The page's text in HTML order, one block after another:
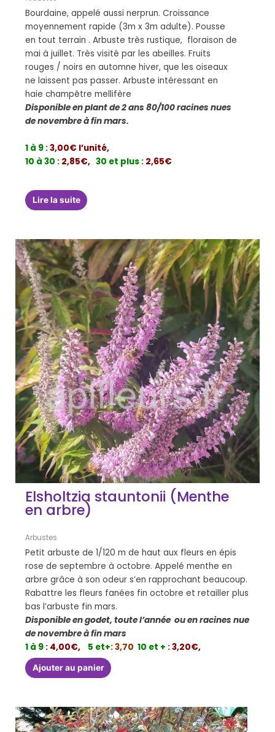
Bourdaine, appelé aussi nerprun. Croissance
moyennement rapide (3m x 3m adulte). Pousse
en tout terrain . Arbuste très rustique, floraison de
mai à juillet. Très visité par les abeilles. Fruits
rouges / noirs en automne hiver, que les oiseaux
ne laissent pas passer. Arbuste intéressant en
haie champêtre mellifère
Disponible en plant de 2 ans 80/100 racines nues
de novembre à fin mars.
1 à 9 :3,00€ l’unité,
10 à 30 : 2,85€, 30 et plus : 2,65€
Lire la suite
Elsholtzia stauntonii (Menthe
en arbre)
Arbustes
Petit arbuste de 1/120 m de haut aux fleurs en épis
rose de septembre à octobre. Appelé menthe en
arbre grâce à son odeur s’en rapprochant beaucoup.
Rabattre les fleurs fanées fin octobre et retailler plus
bas l’arbuste fin mars.
Disponible en godet, toute l’année ou en racines nue
de novembre à fin mars
1 à 9 : 4,00€, 5 et+: 3,70 10 et + :3,20€,
Ajouter au panier